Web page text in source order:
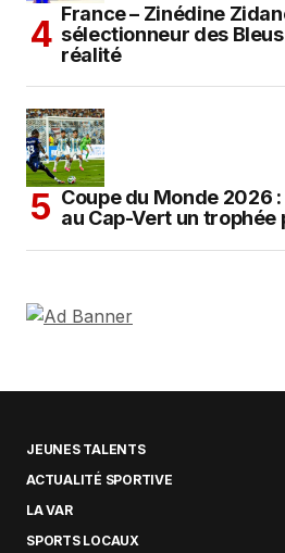
France – Zinédine
sélectionneur des
réalité
Coupe du Monde 2026
au Cap-Vert un trophée
JEUNES TALENTS
ACTUALITÉ SPORTIVE
LA VAR
SPORTS LOCAUX